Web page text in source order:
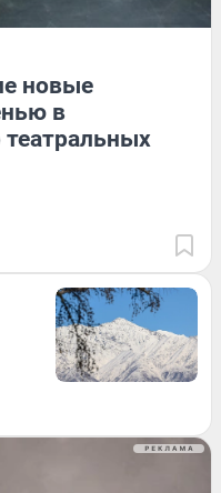
новые
в